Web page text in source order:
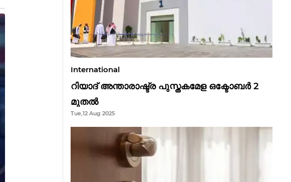
International
റിയാദ് അന്താരാഷ്ട്ര പുസ്തകമേള ഒക്ടോബർ 2
മുതൽ
Tue,12 Aug 2025